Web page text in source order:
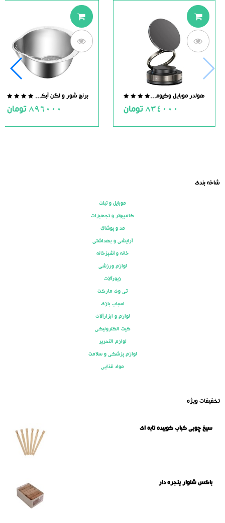
out
هولدر موبایل وکیومی مگنت دار
834000 تومان
برنج شور و لگن آبکش دار استیل
896000 تومان
شاخه بندی
موبایل و تبلت
کامپیوتر و تجهیزات
مد و پوشاک
آرایشی و بهداشتی
خانه و آشپزخانه
لوازم ورزشی
زیورآلات
تی وی مارکت
اسباب بازی
لوازم و ابزارآلات
کیت الکترونیکی
لوازم التحریر
لوازم پزشکی و سلامت
مواد غذایی
تخفیفات ویژه
سیخ چوبی کباب کوبیده تابه ای
باکس شلوار پنجره دار